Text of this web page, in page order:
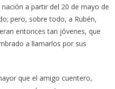
a partir del 20 de mayo de
pero, sobre todo, a Rubén,
entonces tan jóvenes, que
a llamarlos por sus
que el amigo cuentero,